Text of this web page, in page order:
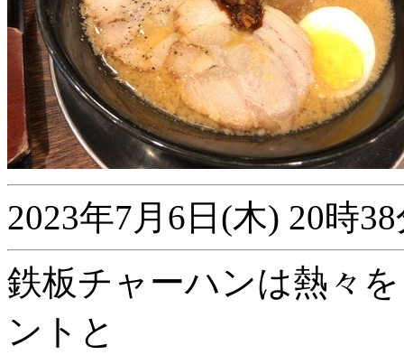
2023年7月6日(木) 20時
鉄板チャーハンは熱々
ントと